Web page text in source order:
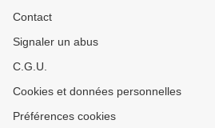
Contact
Signaler un abus
C.G.U.
Cookies et données personnelles
Préférences cookies